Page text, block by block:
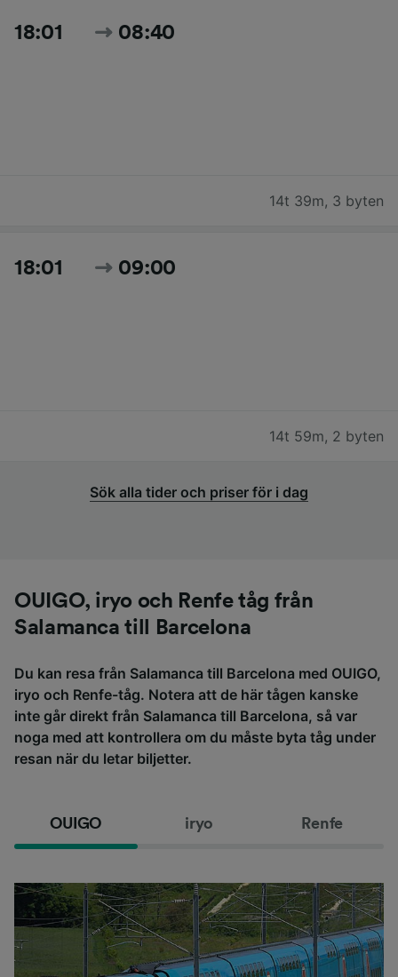
18:01 08:40
14t 39m, 3 byten
18:01 09:00
14t 59m, 2 byten
Sök alla tider och priser för i dag
OUIGO, iryo och Renfe tåg från
Salamanca till Barcelona
Du kan resa från Salamanca till Barcelona med OUIGO,
iryo och Renfe-tåg. Notera att de här tågen kanske
inte går direkt från Salamanca till Barcelona, så var
noga med att kontrollera om du måste byta tåg under
resan när du letar biljetter.
OUIGO iryo Renfe